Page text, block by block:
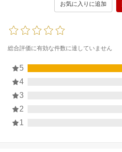
お気に入りに追加
総合評価に有効な件数に達していません
5
4
3
2
1